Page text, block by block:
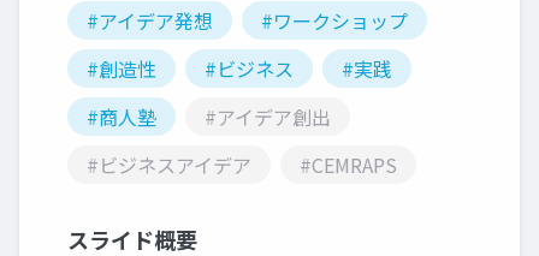
#アイデア発想
#ワークショップ
#創造性
#ビジネス
#実践
#商人塾
#アイデア創出
#ビジネスアイデア
#CEMRAPS
スライド概要